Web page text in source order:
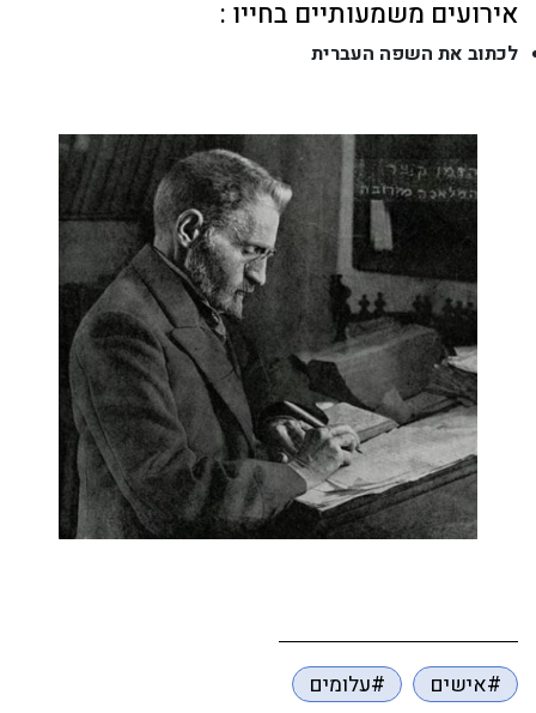
אירועים משמעותיים בחייו :
לכתוב את השפה העברית
#אישים #עלומים